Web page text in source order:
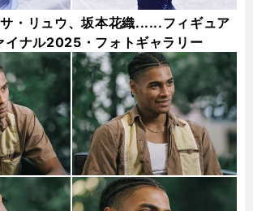
・リュウ、坂本花織......フィギュア
イナル2025・フォトギャラリー